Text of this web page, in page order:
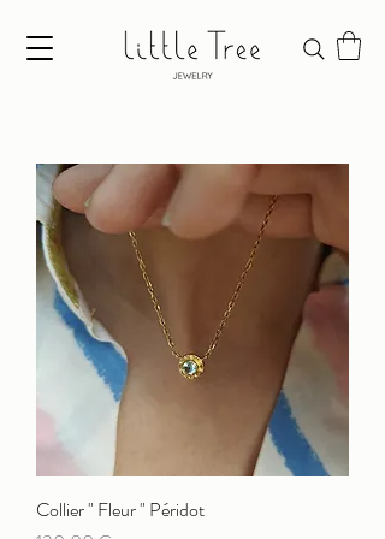
Collier " Fleur " Péridot